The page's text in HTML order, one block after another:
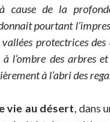
de la
pourtant
protectrices
l’ombre des arbres et
à l’abri des
vie au désert, dans